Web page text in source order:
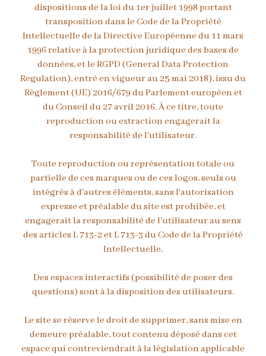
dispositions de la loi du 1er juillet 1998 portant
transposition dans le Code de la Propriété
Intellectuelle de la Directive Européenne du 11 mars
1996 relative à la protection juridique des bases de
données, et le RGPD (General Data Protection
Regulation), entré en vigueur au 25 mai 2018), issu du
Règlement (UE) 2016/679 du Parlement européen et
du Conseil du 27 avril 2016. À ce titre, toute
reproduction ou extraction engagerait la
responsabilité de l'utilisateur.
Toute reproduction ou représentation totale ou
partielle de ces marques ou de ces logos, seuls ou
intégrés à d'autres éléments, sans l'autorisation
expresse et préalable du site est prohibée, et
engagerait la responsabilité de l'utilisateur au sens
des articles L 713-2 et L 713-3 du Code de la Propriété
Intellectuelle.
Des espaces interactifs (possibilité de poser des
questions) sont à la disposition des utilisateurs.
Le site se réserve le droit de supprimer, sans mise en
demeure préalable, tout contenu déposé dans cet
espace qui contreviendrait à la législation applicable